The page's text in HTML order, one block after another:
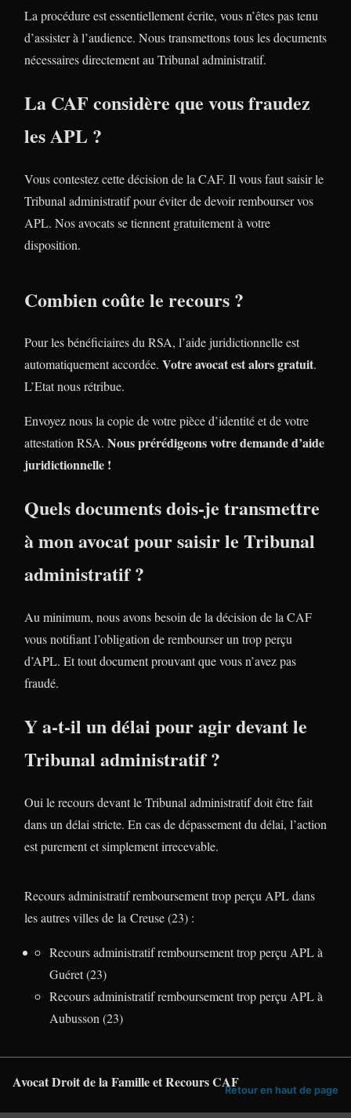
La procédure est essentiellement écrite, vous n’êtes pas tenu
d’assister à l’audience. Nous transmettons tous les documents
nécessaires directement au Tribunal administratif.
La CAF considère que vous fraudez
les APL ?
Vous contestez cette décision de la CAF. Il vous faut saisir le
Tribunal administratif pour éviter de devoir rembourser vos
APL. Nos avocats se tiennent gratuitement à votre
disposition.
Combien coûte le recours ?
Pour les bénéficiaires du RSA, l’aide juridictionnelle est
automatiquement accordée. Votre avocat est alors gratuit.
L’Etat nous rétribue.
Envoyez nous la copie de votre pièce d’identité et de votre
attestation RSA. Nous prérédigeons votre demande d’aide
juridictionnelle !
Quels documents dois-je transmettre
à mon avocat pour saisir le Tribunal
administratif ?
Au minimum, nous avons besoin de la décision de la CAF
vous notifiant l’obligation de rembourser un trop perçu
d’APL. Et tout document prouvant que vous n’avez pas
fraudé.
Y a-t-il un délai pour agir devant le
Tribunal administratif ?
Oui le recours devant le Tribunal administratif doit être fait
dans un délai stricte. En cas de dépassement du délai, l’action
est purement et simplement irrecevable.
Recours administratif remboursement trop perçu APL dans
les autres villes de la Creuse (23) :
Recours administratif remboursement trop perçu APL à
Guéret (23)
Recours administratif remboursement trop perçu APL à
Aubusson (23)
Avocat Droit de la Famille et Recours CAFRetour en haut de page